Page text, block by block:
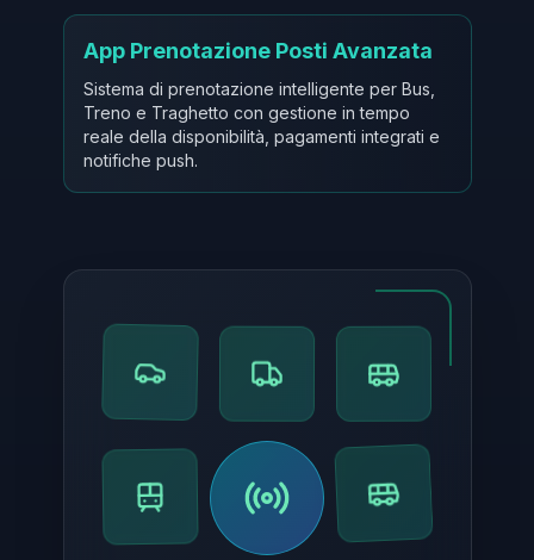
App Prenotazione Posti Avanzata
Sistema di prenotazione intelligente per Bus,
Treno e Traghetto con gestione in tempo
reale della disponibilità, pagamenti integrati e
notifiche push.